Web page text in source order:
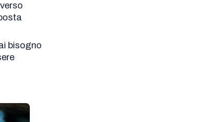
bisogno